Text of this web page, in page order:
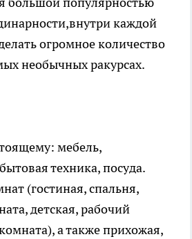
каждой
огромное количество
необычных ракурсах.
мебель,
техника, посуда.
(гостиная, спальня,
детская, рабочий
а также прихожая,